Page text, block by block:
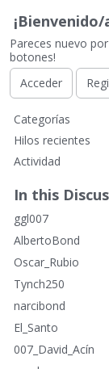
¡Bienvenido/
Pareces nuevo
botones!
Acceder
E
n
a
c
e
s
r
á
p
d
o
s
Categorías
Hilos recientes
Actividad
In this
ggl007
AlbertoBond
Oscar_Rubio
Tynch250
narcibond
El_Santo
007_David_Acín